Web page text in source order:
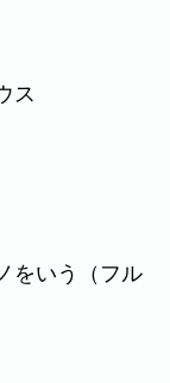
ス
をいう（フル